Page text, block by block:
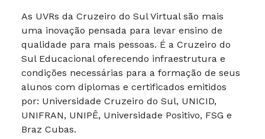
As UVRs da Cruzeiro do Sul Virtual são mais
uma inovação pensada para levar ensino de
qualidade para mais pessoas. É a Cruzeiro do
Sul Educacional oferecendo infraestrutura e
condições necessárias para a formação de seus
alunos com diplomas e certificados emitidos
por: Universidade Cruzeiro do Sul, UNICID,
UNIFRAN, UNIPÊ, Universidade Positivo, FSG e
Braz Cubas.